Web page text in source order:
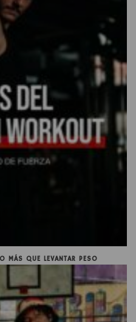
MÁS QUE LEVANTAR PESO